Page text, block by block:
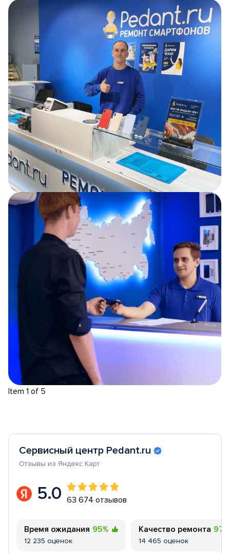
Item 1 of 5
Сервисный центр Pedant.ru
Отзывы из Яндекс Карт
5.0 63 674 отзывов
Время ожидания 95%
12 235 оценок
Качество ремонта 97%
14 465 оценок